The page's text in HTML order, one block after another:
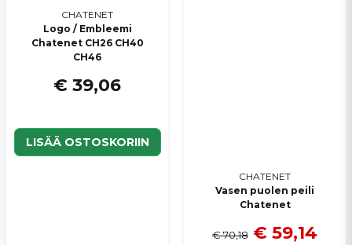
CHATENET
Logo / Embleemi
Chatenet CH26 CH40
CH46
€ 39,06
LISÄÄ OSTOSKORIIN
CHATENET
Vasen puolen peili
Chatenet
€ 70,18 € 59,14